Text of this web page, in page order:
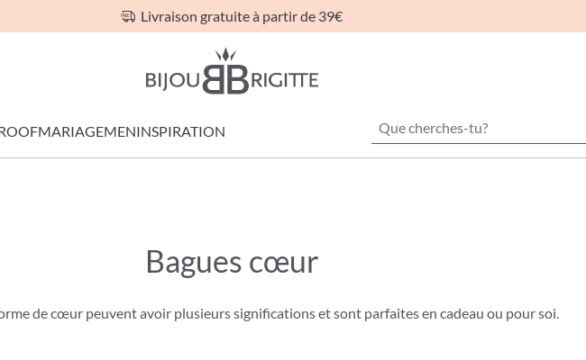
Livraison gratuite à partir de 39€
MARIAGEMENINSPIRATION
Bagues cœur
de cœur peuvent avoir plusieurs significations et sont parfaites en cadeau ou pour soi.